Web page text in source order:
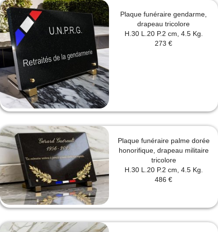
Plaque funéraire gendarme,
drapeau tricolore
H.30 L.20 P.2 cm, 4.5 Kg.
273 €
Plaque funéraire palme dorée
honorifique, drapeau militaire
tricolore
H.30 L.20 P.2 cm, 4.5 Kg.
486 €